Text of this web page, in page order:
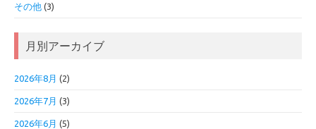
その他 (3)
月別アーカイブ
2026年8月 (2)
2026年7月 (3)
2026年6月 (5)